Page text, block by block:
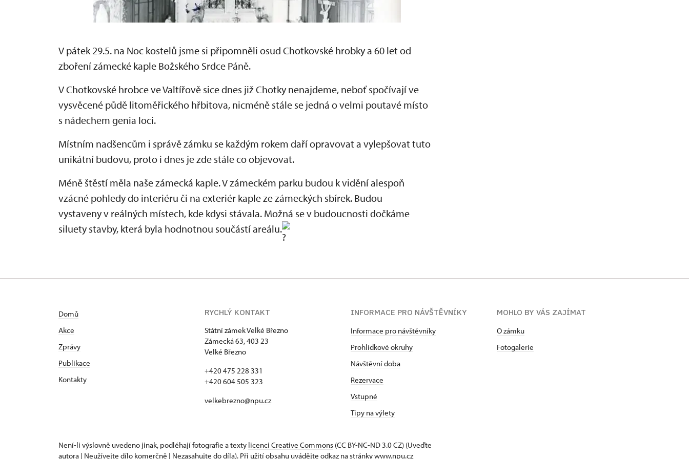
V pátek 29.5. na Noc kostelů jsme si připomněli osud Chotkovské hrobky a 60 let od
zboření zámecké kaple Božského Srdce Páně.
V Chotkovské hrobce ve Valtířově sice dnes již Chotky nenajdeme, neboť spočívají ve
vysvěcené půdě litoměřického hřbitova, nicméně stále se jedná o velmi poutavé místo
s nádechem genia loci.
Místním nadšencům i správě zámku se každým rokem daří opravovat a vylepšovat tuto
unikátní budovu, proto i dnes je zde stále co objevovat.
Méně štěstí měla naše zámecká kaple. V zámeckém parku budou k vidění alespoň
vzácné pohledy do interiéru či na exteriér kaple ze zámeckých sbírek. Budou
vystaveny v reálných místech, kde kdysi stávala. Možná se v budoucnosti dočkáme
siluety stavby, která byla hodnotnou součástí areálu.
Domů
Akce
Zprávy
Publikace
Kontakty
RYCHLÝ KONTAKT
Státní zámek Velké Březno
Zámecká 63, 403 23
Velké Březno
+420 475 228 331
+420 604 505 323
velkebrezno@npu.cz
INFORMACE PRO NÁVŠTĚVNÍKY
Informace pro návštěvníky
Prohlídkové okruhy
Návštěvní doba
Rezervace
Vstupné
Tipy na výlety
MOHLO BY VÁS ZAJÍMAT
O zámku
Fotogalerie
Není-li výslovně uvedeno jinak, podléhají fotografie a texty licenci Creative Commons (CC BY-NC-ND 3.0 CZ) (Uveďte
autora | Neužívejte dílo komerčně | Nezasahujte do díla). Při užití obsahu uvádějte odkaz na stránky www.npu.cz